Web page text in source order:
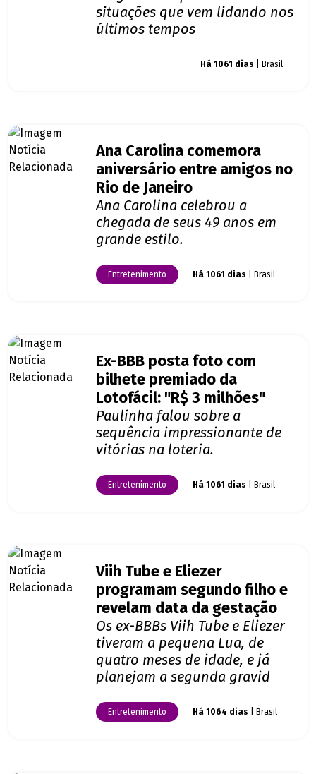
situações que vem lidando nos
últimos tempos
Há 1061 dias | Brasil
Ana Carolina comemora
aniversário entre amigos no
Rio de Janeiro
Ana Carolina celebrou a
chegada de seus 49 anos em
grande estilo.
Entretenimento Há 1061 dias | Brasil
Ex-BBB posta foto com
bilhete premiado da
Lotofácil: "R$ 3 milhões"
Paulinha falou sobre a
sequência impressionante de
vitórias na loteria.
Entretenimento Há 1061 dias | Brasil
Viih Tube e Eliezer
programam segundo filho e
revelam data da gestação
Os ex-BBBs Viih Tube e Eliezer
tiveram a pequena Lua, de
quatro meses de idade, e já
planejam a segunda gravid
Entretenimento Há 1064 dias | Brasil